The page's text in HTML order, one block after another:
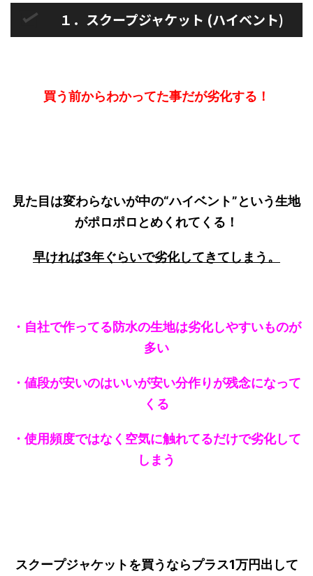
１．スクープジャケット (ハイベント)
買う前からわかってた事だが劣化する！
見た目は変わらないが中の“ハイベント”という生地
がポロポロとめくれてくる！
早ければ3年ぐらいで劣化してきてしまう。
・自社で作ってる防水の生地は劣化しやすいものが
多い
・値段が安いのはいいが安い分作りが残念になって
くる
・使用頻度ではなく空気に触れてるだけで劣化して
しまう
スクープジャケットを買うならプラス1万円出して